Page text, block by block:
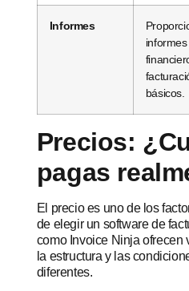
Informes
informes
básicos.
Precios:
pagas
El precio es uno de los
de elegir un software de
como Invoice Ninja ofrecen
la estructura y las
diferentes.